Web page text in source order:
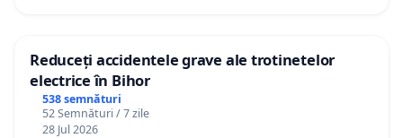
Reduceți accidentele grave ale trotinetelor
electrice în Bihor
538 semnături
52 Semnături / 7 zile
28 Jul 2026